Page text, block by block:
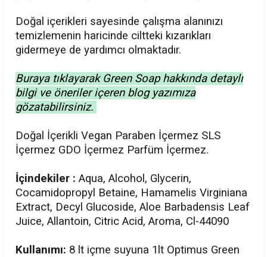
Doğal içerikleri sayesinde çalışma alanınızı
temizlemenin haricinde ciltteki kızarıkları
gidermeye de yardımcı olmaktadır.
Buraya tıklayarak Green Soap hakkında detaylı
bilgi ve öneriler içeren blog yazımıza
gözatabilirsiniz.
Doğal İçerikli Vegan Paraben İçermez SLS
İçermez GDO İçermez Parfüm İçermez.
İçindekiler : Aqua, Alcohol, Glycerin,
Cocamidopropyl Betaine, Hamamelis Virginiana
Extract, Decyl Glucoside, Aloe Barbadensis Leaf
Juice, Allantoin, Citric Acid, Aroma, Cl-44090
Kullanımı: 8 lt içme suyuna 1lt Optimus Green